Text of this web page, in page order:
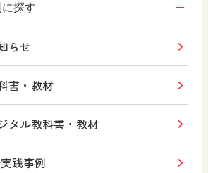
探す
らせ
書・教材
タル教科書・教材
践事例